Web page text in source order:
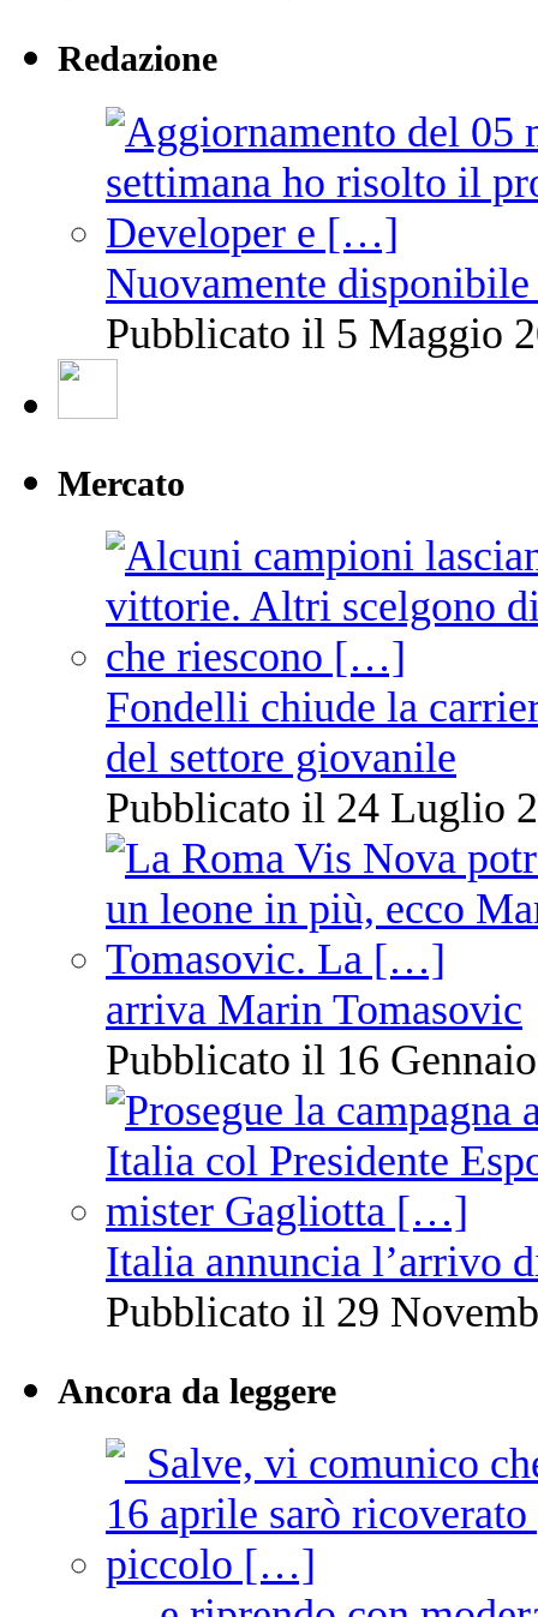
Redazione
Nuovamente
Pubblicato il 5 Maggio
Mercato
Fondelli chiude la
del settore giovanile
Pubblicato il 24 Luglio
arriva Marin Tomasovic
Pubblicato il 16
Italia annuncia l’arrivo
Pubblicato il 29
Ancora da leggere